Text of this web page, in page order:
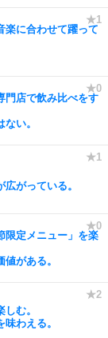
楽に合わせて躍って
門店で飲み比べをす
い。
がっている。
限定メニュー」を楽
がある。
む。
わえる。